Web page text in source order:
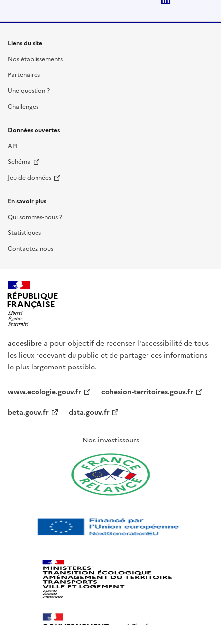
Liens du site
Nos établissements
Partenaires
Une question ?
Challenges
Données ouvertes
API
Schéma
Jeu de données
En savoir plus
Qui sommes-nous ?
Statistiques
Contactez-nous
RÉPUBLIQUE
FRANÇAISE
acceslibre a pour objectif de recenser l'accessibilité de tous
les lieux recevant du public et de partager ces informations
le plus largement possible.
www.ecologie.gouv.fr
cohesion-territoires.gouv.fr
beta.gouv.fr
data.gouv.fr
Nos investisseurs